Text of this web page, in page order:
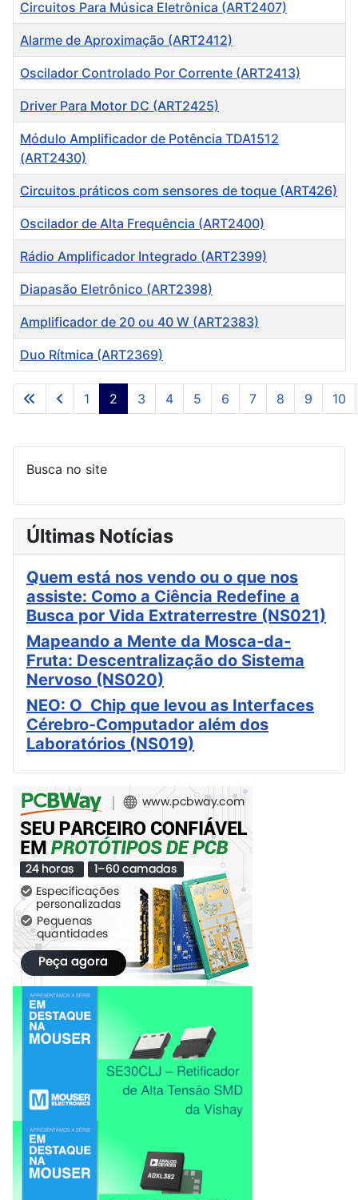
Artigos
Circuitos Para Música Eletrônica (ART2407)
Alarme de Aproximação (ART2412)
Oscilador Controlado Por Corrente (ART2413)
Driver Para Motor DC (ART2425)
Módulo Amplificador de Potência TDA1512
(ART2430)
Circuitos práticos com sensores de toque (ART426)
Oscilador de Alta Frequência (ART2400)
Rádio Amplificador Integrado (ART2399)
Diapasão Eletrônico (ART2398)
Amplificador de 20 ou 40 W (ART2383)
Duo Rítmica (ART2369)
Página 2 de 42
1 2 3 4 5 6 7 8 9 10
Busca no site
Últimas Notícias
Quem está nos vendo ou o que nos
assiste: Como a Ciência Redefine a
Busca por Vida Extraterrestre (NS021)
Mapeando a Mente da Mosca-da-
Fruta: Descentralização do Sistema
Nervoso (NS020)
NEO: O Chip que levou as Interfaces
Cérebro-Computador além dos
Laboratórios (NS019)